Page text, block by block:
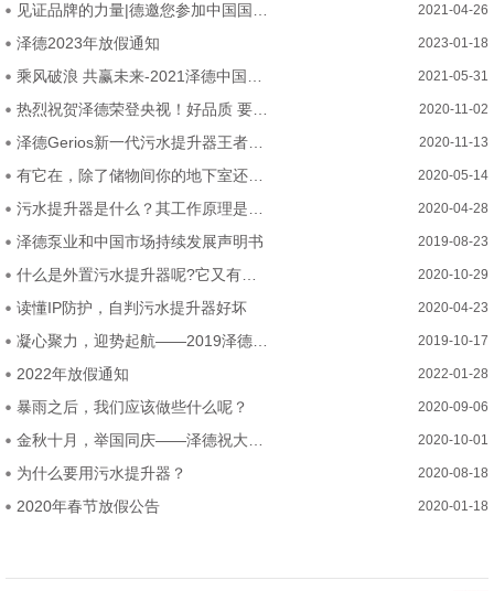
见证品牌的力量|德邀您参加中国国际厨房、卫浴设施展览会 2021-04-26
泽德2023年放假通知 2023-01-18
乘风破浪 共赢未来-2021泽德中国经销商大会圆满召开 2021-05-31
热烈祝贺泽德荣登央视！好品质 要排水 选泽德！ 2020-11-02
泽德Gerios新一代污水提升器王者问世—五大硬核突破！ 2020-11-13
有它在，除了储物间你的地下室还可以这么装 2020-05-14
污水提升器是什么？其工作原理是？哪些地方能用？ 2020-04-28
泽德泵业和中国市场持续发展声明书 2019-08-23
什么是外置污水提升器呢?它又有什么优势呢 2020-10-29
读懂IP防护，自判污水提升器好坏 2020-04-23
凝心聚力，迎势起航——2019泽德中国经销商研讨会 2019-10-17
2022年放假通知 2022-01-28
暴雨之后，我们应该做些什么呢？ 2020-09-06
金秋十月，举国同庆——泽德祝大家2020年中秋国庆节快乐 2020-10-01
为什么要用污水提升器？ 2020-08-18
2020年春节放假公告 2020-01-18